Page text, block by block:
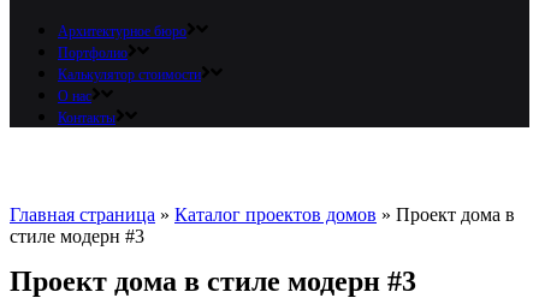
Архитектурное бюро
Портфолио
Калькулятор стоимости
О нас
Контакты
Главная страница » Каталог проектов домов » Проект дома в
стиле модерн #3
Проект дома в стиле модерн #3